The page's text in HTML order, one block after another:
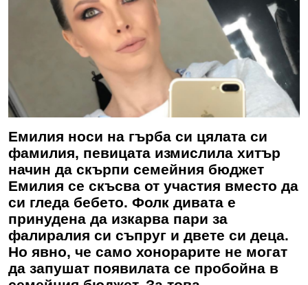
Емилия носи на гърба си цялата си
фамилия, певицата измислила хитър
начин да скърпи семейния бюджет
Емилия се скъсва от участия вместо да
си гледа бебето. Фолк дивата е
принудена да изкарва пари за
фалиралия си съпруг и двете си деца.
Но явно, че само хонорарите не могат
да запушат появилата се пробойна в